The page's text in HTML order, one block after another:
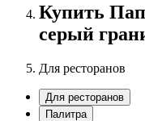
Купить
серый
Для ресторанов
Для ресторанов
Палитра